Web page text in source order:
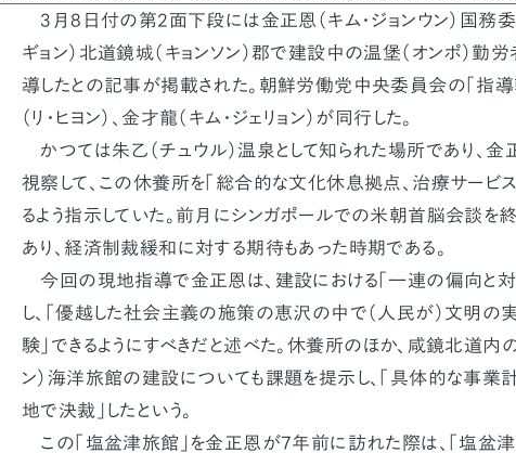
3月8日付の第2面下段には金正恩（キム・ジョンウン）国務
ギョン）北道鏡城（キョンソン）郡で建設中の温堡（オンポ）勤
導したとの記事が掲載された。朝鮮労働党中央委員会の「指導
（リ・ヒヨン）、金才龍（キム・ジェリョン）が同行した。
かつては朱乙（チュウル）温泉として知られた場所であり、
視察して、この休養所を「総合的な文化休息拠点、治療サービ
るよう指示していた。前月にシンガポールでの米朝首脳会談を
あり、経済制裁緩和に対する期待もあった時期である。
今回の現地指導で金正恩は、建設における「一連の偏向と
し、「優越した社会主義の施策の恵沢の中で（人民が）文明の
験」できるようにすべきだと述べた。休養所のほか、咸鏡北道内
ン）海洋旅館の建設についても課題を提示し、「具体的な事業
地で決裁」したという。
この「塩盆津旅館」を金正恩が7年前に訪れた際は、「塩盆津